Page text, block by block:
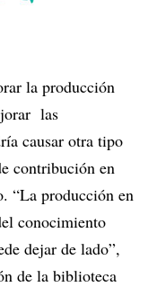
la producción
las
causar otra tipo
contribución en
“La producción en
conocimiento
dejar de lado”,
de la biblioteca